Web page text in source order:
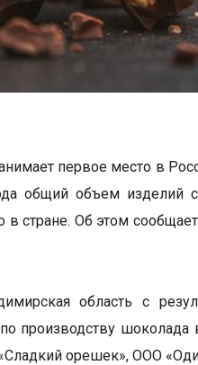
первое место в
общий объем изделий
стране. Об этом
область с
производству
орешек», ООО